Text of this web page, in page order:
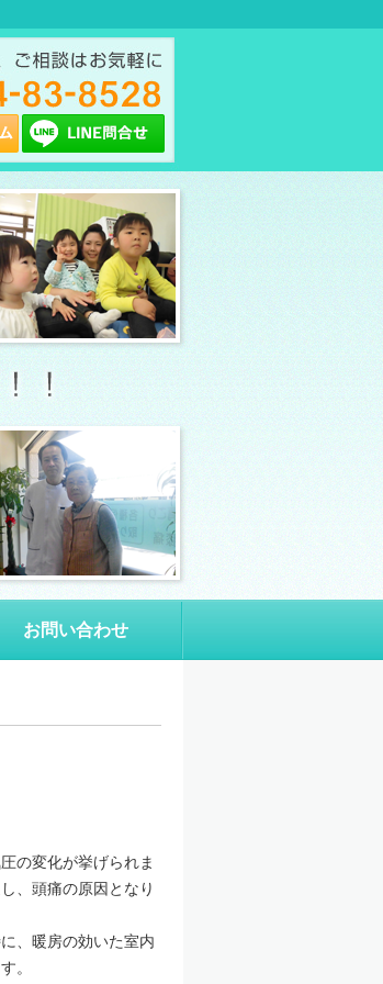
お問い合わせ
の変化が挙げられま
、頭痛の原因となり
、暖房の効いた室内
。